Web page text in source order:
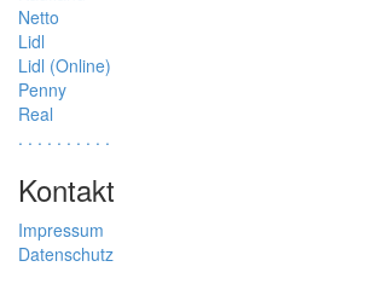
Netto
Lidl
Lidl (Online)
Penny
Real
. . . . . . . . . .
Kontakt
Impressum
Datenschutz